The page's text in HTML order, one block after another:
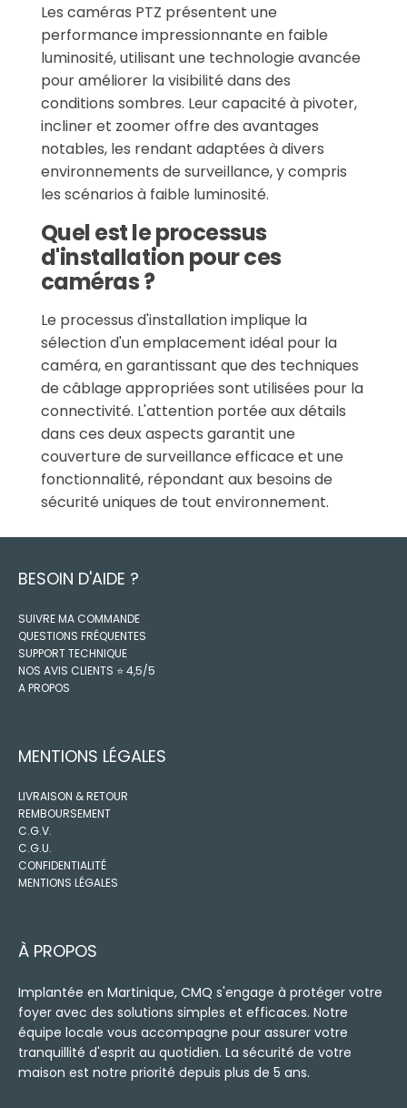
Les caméras PTZ présentent une
performance impressionnante en faible
luminosité, utilisant une technologie avancée
pour améliorer la visibilité dans des
conditions sombres. Leur capacité à pivoter,
incliner et zoomer offre des avantages
notables, les rendant adaptées à divers
environnements de surveillance, y compris
les scénarios à faible luminosité.
Quel est le processus
d'installation pour ces
caméras ?
Le processus d'installation implique la
sélection d'un emplacement idéal pour la
caméra, en garantissant que des techniques
de câblage appropriées sont utilisées pour la
connectivité. L'attention portée aux détails
dans ces deux aspects garantit une
couverture de surveillance efficace et une
fonctionnalité, répondant aux besoins de
sécurité uniques de tout environnement.
BESOIN D'AIDE ?
SUIVRE MA COMMANDE
QUESTIONS FRÉQUENTES
SUPPORT TECHNIQUE
NOS AVIS CLIENTS ⭐️ 4,5/5
A PROPOS
MENTIONS LÉGALES
LIVRAISON & RETOUR
REMBOURSEMENT
C.G.V.
C.G.U.
CONFIDENTIALITÉ
MENTIONS LÉGALES
À PROPOS
Implantée en Martinique, CMQ s'engage à protéger votre
foyer avec des solutions simples et efficaces. Notre
équipe locale vous accompagne pour assurer votre
tranquillité d'esprit au quotidien. La sécurité de votre
maison est notre priorité depuis plus de 5 ans.